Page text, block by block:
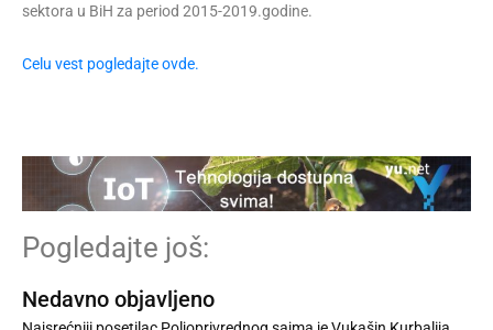
sektora u BiH za period 2015-2019.godine.
Celu vest pogledajte ovde.
Pogledajte još:
Nedavno objavljeno